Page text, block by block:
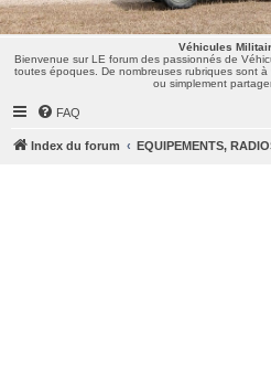
Véhicules
Bienvenue sur LE forum des passionnés de
toutes époques. De nombreuses rubriques sont
ou simplement
FAQ
Index du forum EQUIPEMENTS,